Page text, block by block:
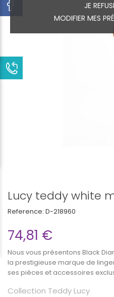
JE
MODIFIER MES
Lucy teddy white
Reference: D-218960
74,81 €
Nous vous présentons Black
la prestigieuse marque de
ses pièces et accessoires
Collection Teddy Lucy